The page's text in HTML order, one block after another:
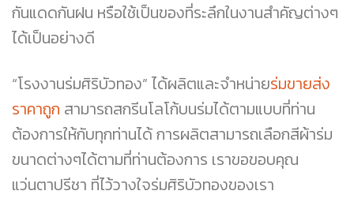
กันแดดกันฝน หรือใช้เป็นของที่ระลึกในงานสำคัญต่างๆ
ได้เป็นอย่างดี
“โรงงานร่มศิริบัวทอง” ได้ผลิตและจำหน่ายร่มขายส่ง
ราคาถูก สามารถสกรีนโลโก้บนร่มได้ตามแบบที่ท่าน
ต้องการให้กับทุกท่านได้ การผลิตสามารถเลือกสีผ้าร่ม
ขนาดต่างๆได้ตามที่ท่านต้องการ เราขอขอบคุณ
แว่นตาปรีชา ที่ไว้วางใจร่มศิริบัวทองของเรา